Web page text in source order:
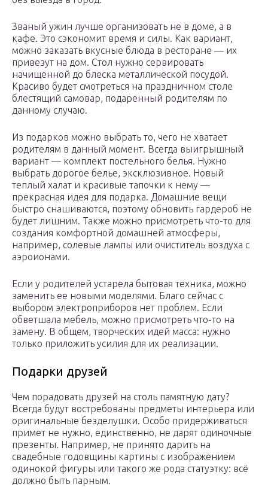
Званый ужин лучше организовать не в доме, а в
кафе. Это сэкономит время и силы. Как вариант,
можно заказать вкусные блюда в ресторане — их
привезут на дом. Стол нужно сервировать
начищенной до блеска металлической посудой.
Красиво будет смотреться на праздничном столе
блестящий самовар, подаренный родителям по
данному случаю.
Из подарков можно выбрать то, чего не хватает
родителям в данный момент. Всегда выигрышный
вариант — комплект постельного белья. Нужно
выбрать дорогое белье, эксклюзивное. Новый
теплый халат и красивые тапочки к нему —
прекрасная идея для подарка. Домашние вещи
быстро снашиваются, поэтому обновить гардероб не
будет лишним. Также можно присмотреть что-то для
создания комфортной домашней атмосферы,
например, солевые лампы или очиститель воздуха с
аэроионами.
Если у родителей устарела бытовая техника, можно
заменить ее новыми моделями. Благо сейчас с
выбором электроприборов нет проблем. Если
обветшала мебель, можно присмотреть что-то на
замену. В общем, творческих идей масса: нужно
только приложить усилия для их реализации.
Подарки друзей
Чем порадовать друзей на столь памятную дату?
Всегда будут востребованы предметы интерьера или
оригинальные безделушки. Особо придерживаться
примет не нужно, единственно, не дарят одиночные
презенты. Например, не принято дарить на
свадебные годовщины картины с изображением
одинокой фигуры или такого же рода статуэтку: всё
должно быть парным.